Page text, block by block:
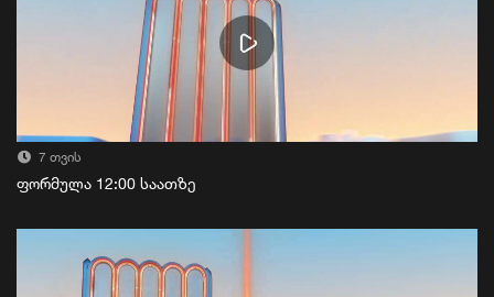
7 თვის
ფორმულა 12:00 საათზე